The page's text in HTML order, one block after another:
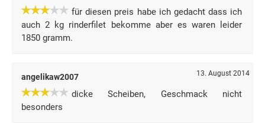
für diesen preis habe ich gedacht dass ich
auch 2 kg rinderfilet bekomme aber es waren leider
1850 gramm.
angelikaw2007 13. August 2014
dicke Scheiben, Geschmack nicht
besonders